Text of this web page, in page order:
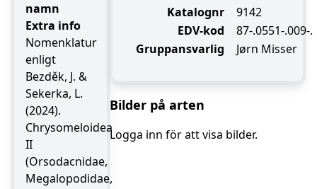
namn
Extra info
Nomenklatur
enligt
Bezděk, J. &
Sekerka, L.
(2024).
Chrysomeloidea
II
(Orsodacnidae,
Megalopodidae,
Katalognr
9142
EDV-kod
87-.0551-.009-.
Gruppansvarlig
Jørn Misser
Bilder på arten
Logga inn för att visa bilder.